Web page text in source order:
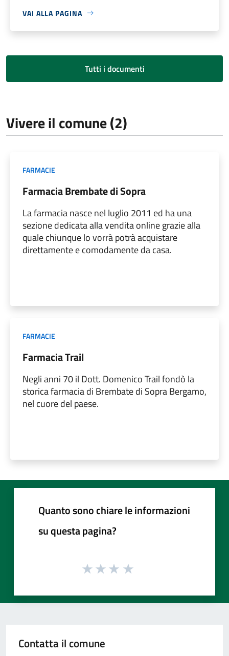
VAI ALLA PAGINA
Tutti i documenti
Vivere il comune (2)
FARMACIE
Farmacia Brembate di Sopra
La farmacia nasce nel luglio 2011 ed ha una
sezione dedicata alla vendita online grazie alla
quale chiunque lo vorrà potrà acquistare
direttamente e comodamente da casa.
FARMACIE
Farmacia Trail
Negli anni 70 il Dott. Domenico Trail fondò la
storica farmacia di Brembate di Sopra Bergamo,
nel cuore del paese.
Quanto sono chiare le informazioni
su questa pagina?
Contatta il comune